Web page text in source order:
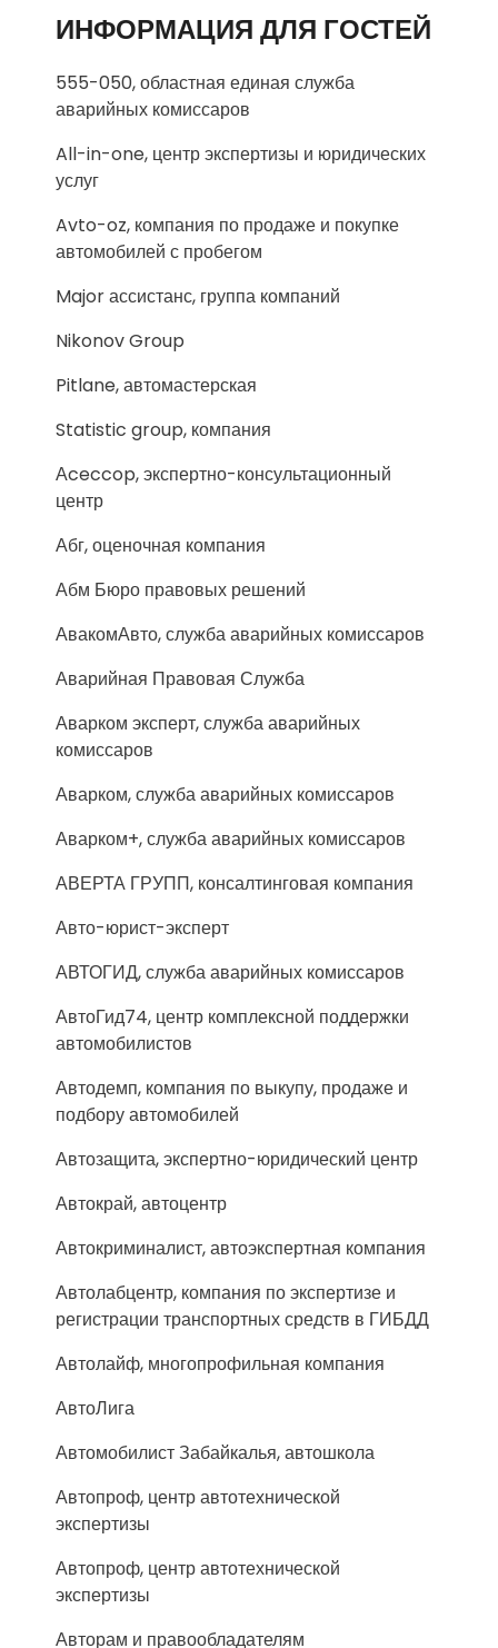
ИНФОРМАЦИЯ ДЛЯ ГОСТЕЙ
555-050, областная единая служба
аварийных комиссаров
All-in-one, центр экспертизы и юридических
услуг
Avto-oz, компания по продаже и покупке
автомобилей с пробегом
Major ассистанс, группа компаний
Nikonov Group
Pitlane, автомастерская
Statistic group, компания
Аceccop, экспертно-консультационный
центр
Абг, оценочная компания
Абм Бюро правовых решений
АвакомАвто, служба аварийных комиссаров
Аварийная Правовая Служба
Аварком эксперт, служба аварийных
комиссаров
Аварком, служба аварийных комиссаров
Аварком+, служба аварийных комиссаров
АВЕРТА ГРУПП, консалтинговая компания
Авто-юрист-эксперт
АВТОГИД, служба аварийных комиссаров
АвтоГид74, центр комплексной поддержки
автомобилистов
Автодемп, компания по выкупу, продаже и
подбору автомобилей
Автозащита, экспертно-юридический центр
Автокрай, автоцентр
Автокриминалист, автоэкспертная компания
Автолабцентр, компания по экспертизе и
регистрации транспортных средств в ГИБДД
Автолайф, многопрофильная компания
АвтоЛига
Автомобилист Забайкалья, автошкола
Автопроф, центр автотехнической
экспертизы
Автопроф, центр автотехнической
экспертизы
Авторам и правообладателям